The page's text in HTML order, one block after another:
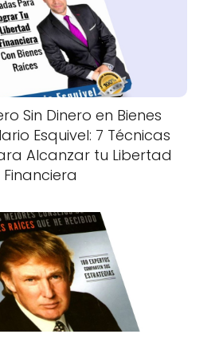
Sin Dinero en Bienes
Esquivel: 7 Técnicas
Alcanzar tu Libertad
Financiera